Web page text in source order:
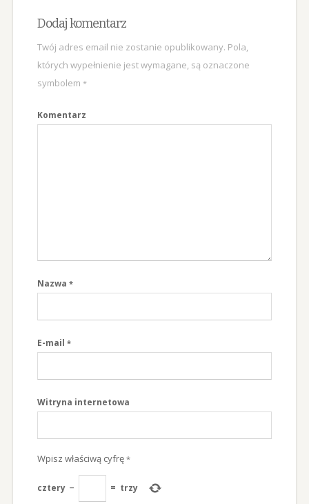
Dodaj komentarz
Twój adres email nie zostanie opublikowany. Pola,
których wypełnienie jest wymagane, są oznaczone
symbolem *
Komentarz
Nazwa *
E-mail *
Witryna internetowa
Wpisz właściwą cyfrę*
cztery − = trzy